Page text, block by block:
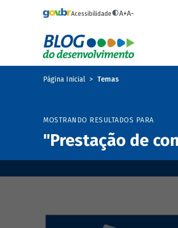
Acessibilidade A+A-
Página Inicial Temas
MOSTRANDO RESULTADOS PARA
"Prestação de